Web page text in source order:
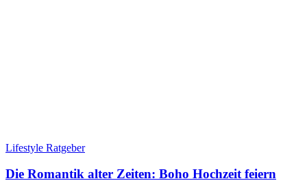
Lifestyle Ratgeber
Die Romantik alter Zeiten: Boho Hochzeit feiern